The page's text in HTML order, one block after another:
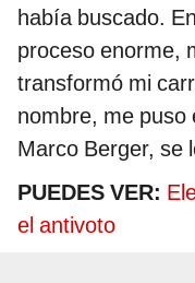
había buscado.
proceso enorme,
transformó mi
nombre, me puso
Marco Berger, se
PUEDES VER:
el antivoto